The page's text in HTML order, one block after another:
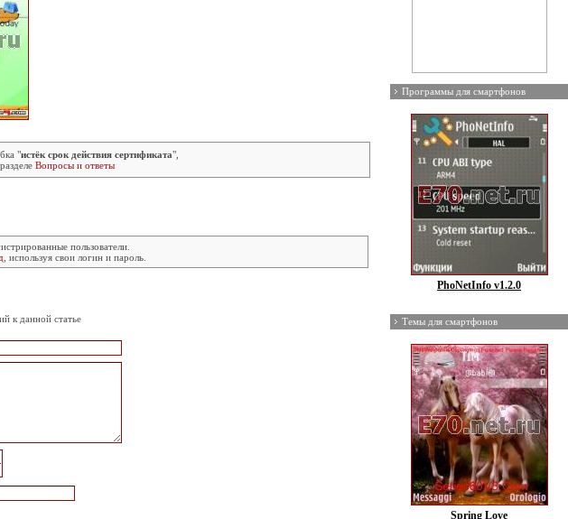
"истёк срок действия сертификата",
Вопросы и ответы
пользователи.
, используя свои логин и пароль.
к данной статье
Программы для смартфонов
PhoNetInfo v1.2.0
Темы для смартфонов
Spring Love